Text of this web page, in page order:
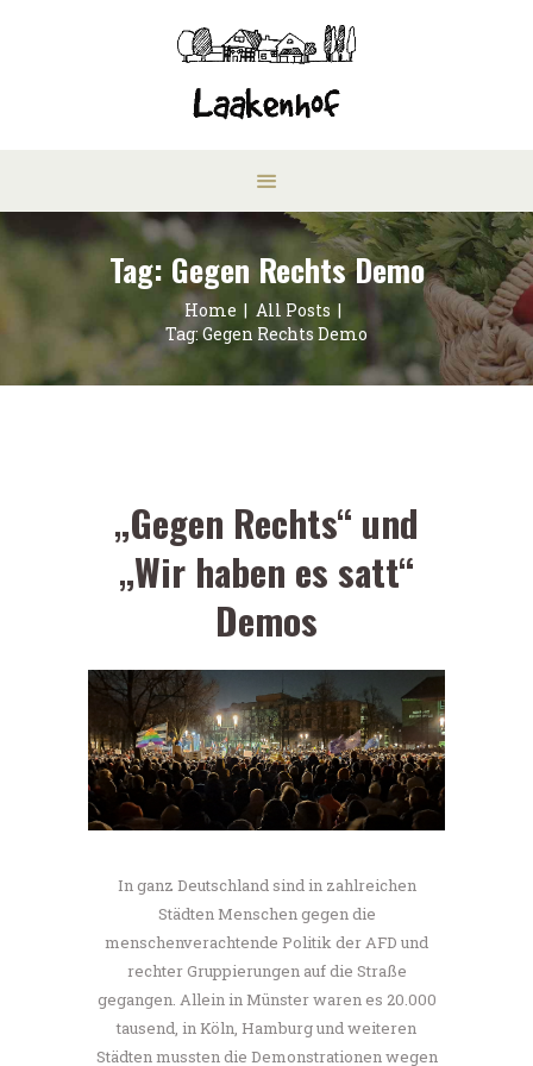
Tag: Gegen Rechts Demo
Home
All Posts
Tag: Gegen Rechts Demo
„Gegen Rechts“ und
„Wir haben es satt“
Demos
In ganz Deutschland sind in zahlreichen
Städten Menschen gegen die
menschenverachtende Politik der AFD und
rechter Gruppierungen auf die Straße
gegangen. Allein in Münster waren es 20.000
tausend, in Köln, Hamburg und weiteren
Städten mussten die Demonstrationen wegen